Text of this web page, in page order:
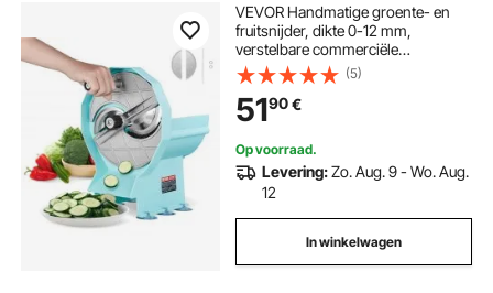
VEVOR Handmatige groente- en
fruitsnijder, dikte 0-12 mm,
verstelbare commerciële
snijmachine, dubbele
invoeropeningen, voedselsnijder
met roestvrijstalen mes voor
komkommers, citroenen, tomaten
(5)
5190€
Op voorraad.
Levering:Zo. Aug. 9 - Wo. Aug.
12
In winkelwagen